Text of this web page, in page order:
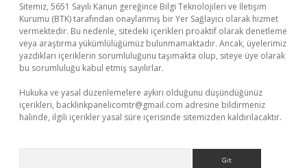
Sitemiz, 5651 Sayılı Kanun gereğince Bilgi Teknolojileri ve İletişim
Kurumu (BTK) tarafından onaylanmış bir Yer Sağlayıcı olarak hizmet
vermektedir. Bu nedenle, sitedeki içerikleri proaktif olarak denetleme
veya araştırma yükümlülüğümüz bulunmamaktadır. Ancak, üyelerimiz
yazdıkları içeriklerin sorumluluğunu taşımakta olup, siteye üye olarak
bu sorumluluğu kabul etmiş sayılırlar.
Hukuka ve yasal düzenlemelere aykırı olduğunu düşündüğünüz
içerikleri, backlinkpanelicomtr@gmail.com adresine bildirmeniz
halinde, ilgili içerikler yasal süre içerisinde sitemizden kaldırılacaktır.